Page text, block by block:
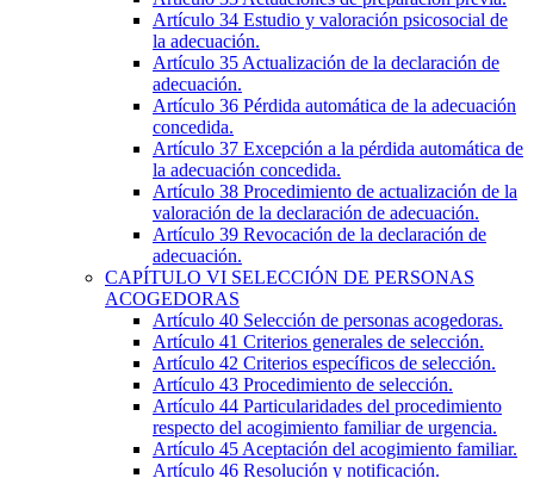
Artículo 34 Estudio y valoración psicosocial de
la adecuación.
Artículo 35 Actualización de la declaración de
adecuación.
Artículo 36 Pérdida automática de la adecuación
concedida.
Artículo 37 Excepción a la pérdida automática de
la adecuación concedida.
Artículo 38 Procedimiento de actualización de la
valoración de la declaración de adecuación.
Artículo 39 Revocación de la declaración de
adecuación.
CAPÍTULO VI SELECCIÓN DE PERSONAS
ACOGEDORAS
Artículo 40 Selección de personas acogedoras.
Artículo 41 Criterios generales de selección.
Artículo 42 Criterios específicos de selección.
Artículo 43 Procedimiento de selección.
Artículo 44 Particularidades del procedimiento
respecto del acogimiento familiar de urgencia.
Artículo 45 Aceptación del acogimiento familiar.
Artículo 46 Resolución y notificación.